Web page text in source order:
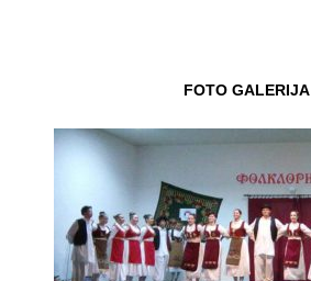
FOTO GALERIJA